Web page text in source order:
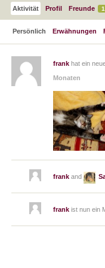
Aktivität Profil Freunde 1
Persönlich Erwähnungen
frank hat ein
Monaten
frank and
frank ist nun ein